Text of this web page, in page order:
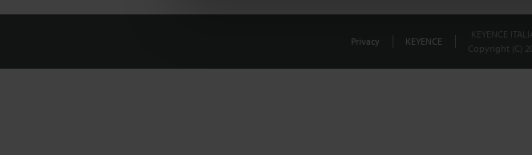
Privacy KEYENCE
KEYENCE
Copyright (C)